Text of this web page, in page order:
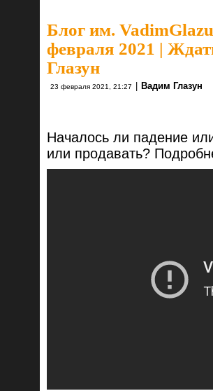
Блог им.
февраля 2021 |
Глазун
23 февраля 2021, 21:27 Вадим Глазун
Началось ли падение
или продавать?